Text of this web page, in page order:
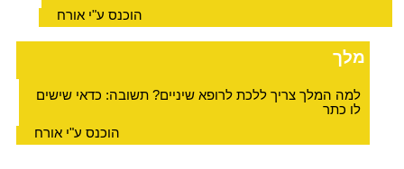
הוכנס ע"י אורח
מלך
למה המלך צריך ללכת לרופא שיניים? תשובה: כדאי שישים
לו כתר
הוכנס ע"י אורח